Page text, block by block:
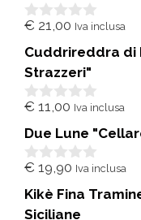
0
u
5
€ 21,00 Iva inclusa
Cuddrireddra di
Strazzeri"
0
u
5
€ 11,00 Iva inclusa
Due Lune
0
u
5
€ 19,90 Iva inclusa
Kikè Fina
Siciliane